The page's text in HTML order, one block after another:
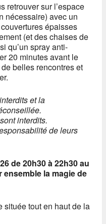
retrouver sur l’espace
nécessaire) avec un
épaisses
(et des chaises de
qu’un spray anti-
20 minutes avant le
belles rencontres et
et la
interdits.
de leurs
de 20h30 à 22h30 au
la magie de
située tout en haut de la